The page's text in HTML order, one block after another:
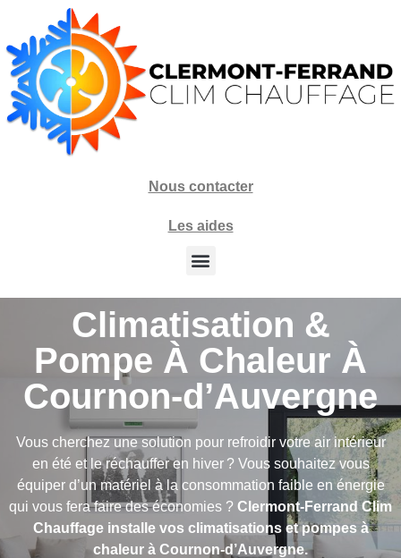
Nous contacter
Les aides
Climatisation &
Pompe À Chaleur À
Cournon-d’Auvergne
Vous cherchez une solution pour refroidir votre air intérieur
en été et le réchauffer en hiver ? Vous souhaitez vous
équiper d’un matériel à la consommation faible en énergie
qui vous fera faire des économies ? Clermont-Ferrand Clim
Chauffage installe vos climatisations et pompes à
chaleur à Cournon-d’Auvergne.